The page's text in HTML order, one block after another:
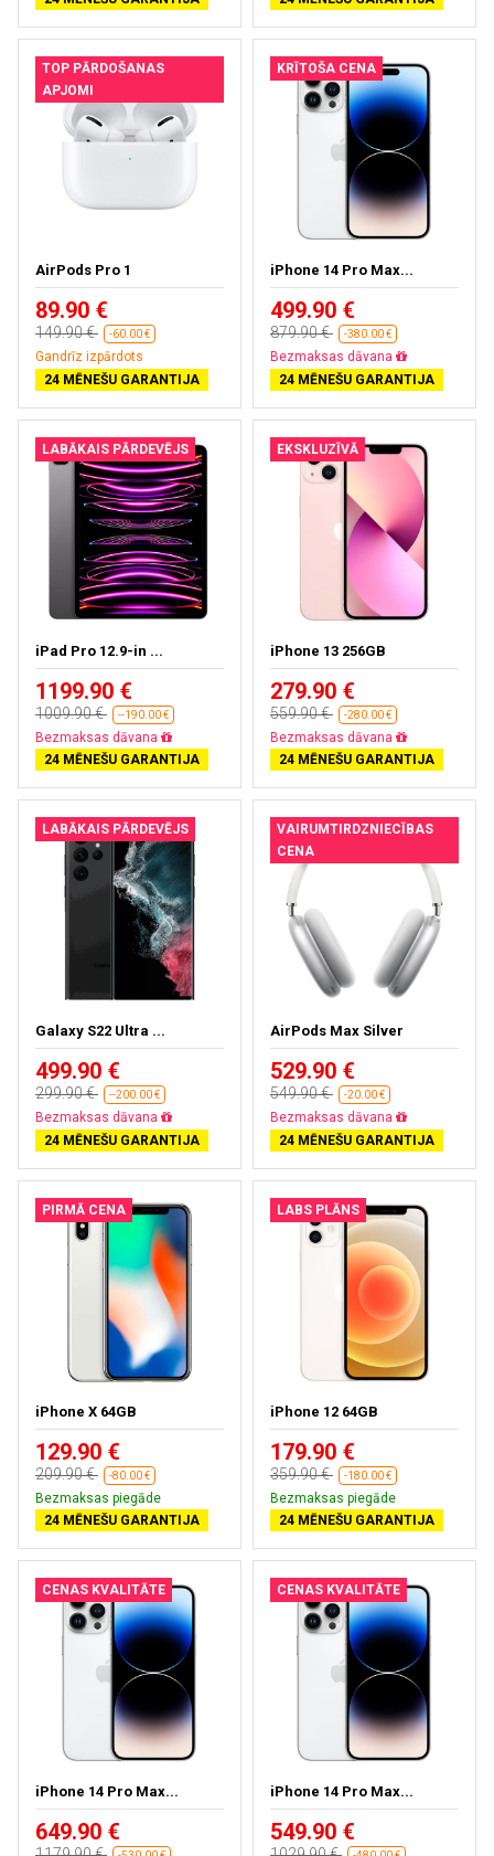
TOP PĀRDOŠANAS
APJOMI
AirPods Pro 1
89.90 €
149.90 € -60.00 €
Gandrīz izpārdots
24 MĒNEŠU GARANTIJA
KRĪTOŠA CENA
iPhone 14 Pro Max...
499.90 €
879.90 € -380.00 €
Bezmaksas dāvana
24 MĒNEŠU GARANTIJA
LABĀKAIS PĀRDEVĒJS
iPad Pro 12.9-in ...
1199.90 €
1009.90 € --190.00 €
Bezmaksas dāvana
24 MĒNEŠU GARANTIJA
EKSKLUZĪVĀ
iPhone 13 256GB
279.90 €
559.90 € -280.00 €
Bezmaksas dāvana
24 MĒNEŠU GARANTIJA
LABĀKAIS PĀRDEVĒJS
Galaxy S22 Ultra ...
499.90 €
299.90 € --200.00 €
Bezmaksas dāvana
24 MĒNEŠU GARANTIJA
VAIRUMTIRDZNIECĪBAS
CENA
AirPods Max Silver
529.90 €
549.90 € -20.00 €
Bezmaksas dāvana
24 MĒNEŠU GARANTIJA
PIRMĀ CENA
iPhone X 64GB
129.90 €
209.90 € -80.00 €
Bezmaksas piegāde
24 MĒNEŠU GARANTIJA
LABS PLĀNS
iPhone 12 64GB
179.90 €
359.90 € -180.00 €
Bezmaksas piegāde
24 MĒNEŠU GARANTIJA
CENAS KVALITĀTE
iPhone 14 Pro Max...
649.90 €
CENAS KVALITĀTE
iPhone 14 Pro Max...
549.90 €